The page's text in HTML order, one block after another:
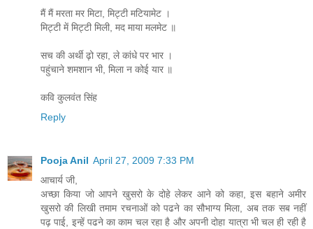
मैं मैं मरता मर मिटा, मिट्टी मटियामेट ।
मिट्टी में मिट्टी मिली, मद माया मलमेट ॥
सच की अर्थी ढ़ो रहा, ले कांधे पर भार ।
पहुंचाने शमशान भी, मिला न कोई यार ॥
कवि कुलवंत सिंह
Reply
Pooja Anil April 27, 2009 7:33 PM
आचार्य जी,
अच्छा किया जो आपने खुसरो के दोहे लेकर आने को कहा, इस बहाने अमीर
खुसरो की लिखी तमाम रचनाओं को पढने का सौभाग्य मिला, अब तक सब नहीं
पढ़ पाई, इन्हें पढने का काम चल रहा है और अपनी दोहा यात्रा भी चल ही रही है